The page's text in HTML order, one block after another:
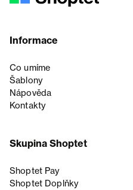
Informace
Co umíme
Šablony
Nápověda
Kontakty
Skupina Shoptet
Shoptet Pay
Shoptet Doplňky